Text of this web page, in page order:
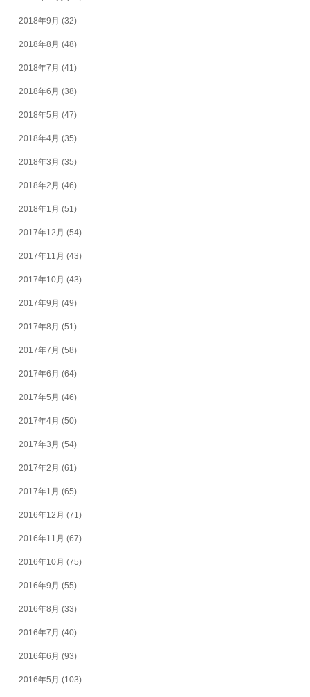
2018年9月 (32)
2018年8月 (48)
2018年7月 (41)
2018年6月 (38)
2018年5月 (47)
2018年4月 (35)
2018年3月 (35)
2018年2月 (46)
2018年1月 (51)
2017年12月 (54)
2017年11月 (43)
2017年10月 (43)
2017年9月 (49)
2017年8月 (51)
2017年7月 (58)
2017年6月 (64)
2017年5月 (46)
2017年4月 (50)
2017年3月 (54)
2017年2月 (61)
2017年1月 (65)
2016年12月 (71)
2016年11月 (67)
2016年10月 (75)
2016年9月 (55)
2016年8月 (33)
2016年7月 (40)
2016年6月 (93)
2016年5月 (103)